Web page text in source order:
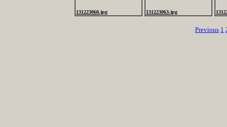
131223060.jpg 131223063.jpg
Previous 1